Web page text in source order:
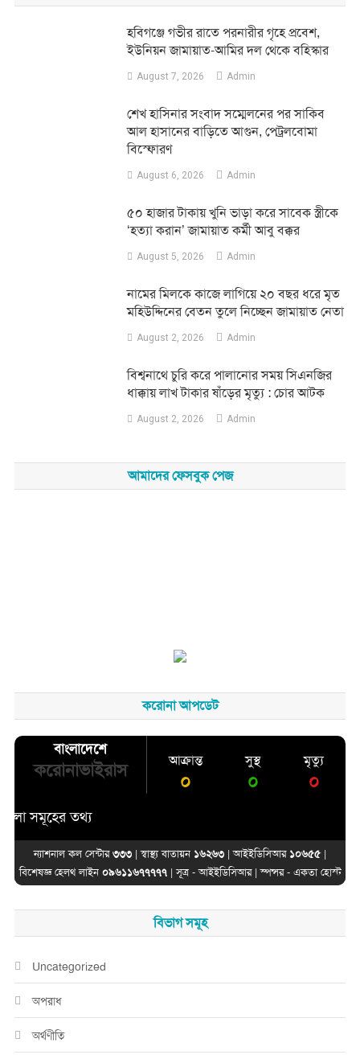
হবিগঞ্জে গভীর রাতে পরনারীর গৃহে প্রবেশ,
ইউনিয়ন জামায়াত-আমির দল থেকে বহিস্কার
August 7, 2026 Admin
শেখ হাসিনার সংবাদ সম্মেলনের পর সাকিব
আল হাসানের বাড়িতে আগুন, পেট্রলবোমা
বিস্ফোরণ
August 6, 2026 Admin
৫০ হাজার টাকায় খুনি ভাড়া করে সাবেক স্ত্রীকে
‘হত্যা করান’ জামায়াত কর্মী আবু বক্কর
August 5, 2026 Admin
নামের মিলকে কাজে লাগিয়ে ২০ বছর ধরে মৃত
মহিউদ্দিনের বেতন তুলে নিচ্ছেন জামায়াত নেতা
August 2, 2026 Admin
‎বিশ্বনাথে চুরি করে পালানোর সময় সিএনজির
ধাক্কায় লাখ টাকার ষাঁড়ের মৃত্যু : চোর আটক
August 2, 2026 Admin
আমাদের ফেসবুক পেজ
করোনা আপডেট
বাংলাদেশে
করোনাভাইরাস আক্রান্ত
০
সুস্থ
০
মৃত্যু
০
সমূহের তথ্য
ন্যাশনাল কল সেন্টার৩৩৩ | স্বাস্থ্য বাতায়ন ১৬২৬৩ | আইইডিসিআর ১০৬৫৫|
বিশেষজ্ঞ হেলথ লাইন ০৯৬১১৬৭৭৭৭৭| সূত্র -আইইডিসিআর| স্পন্সর - একতা হোস্ট
বিভাগ সমূহ
Uncategorized
অপরাধ
অর্থণীতি